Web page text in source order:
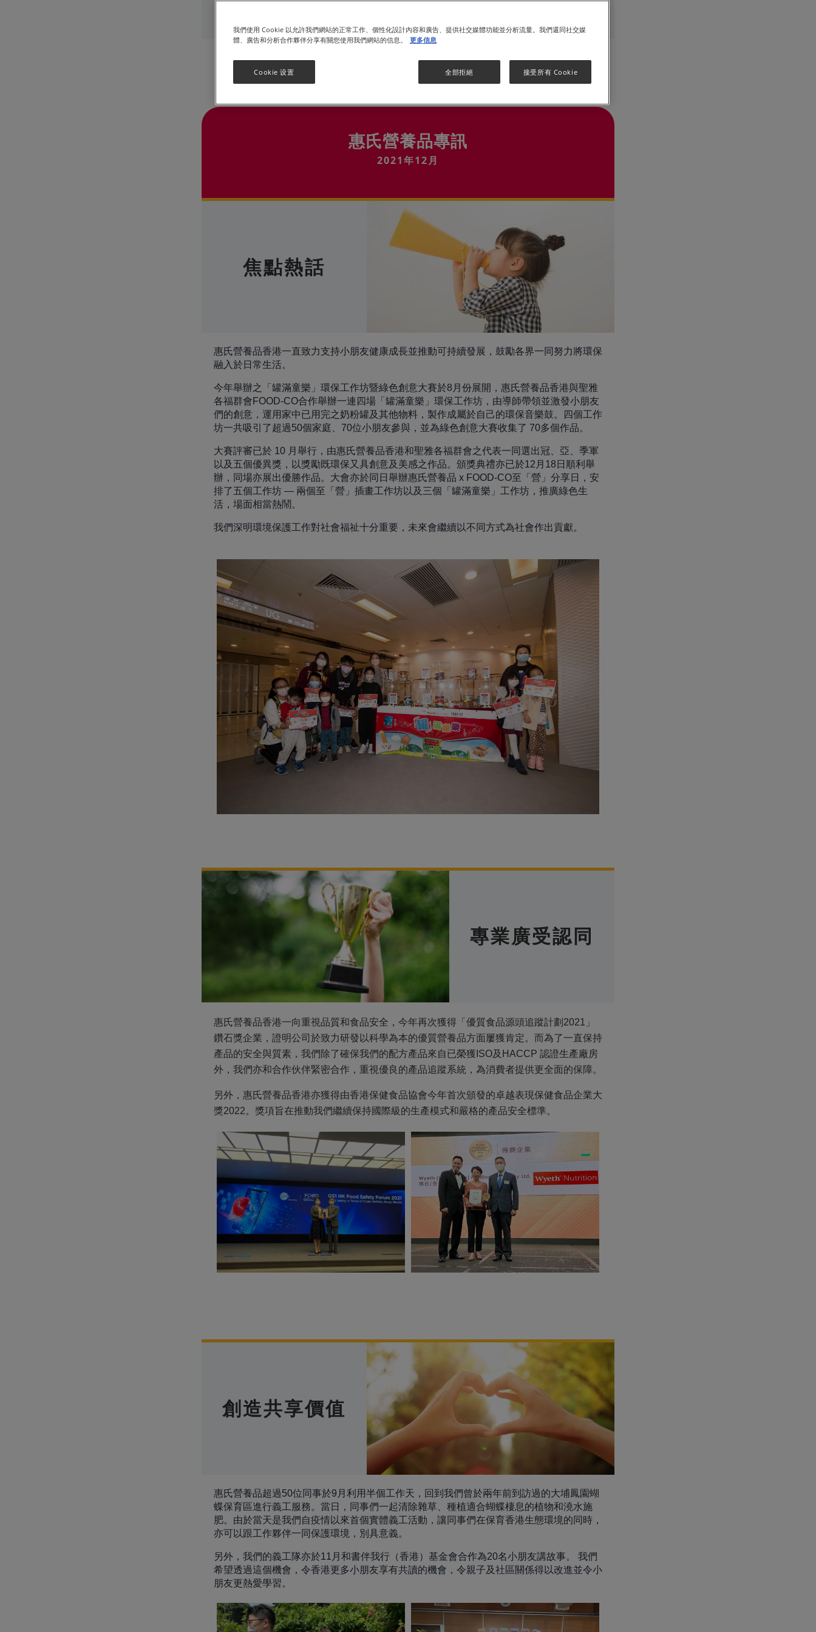
焦點熱話 創造共享價值 知多一點點
惠氏營養品專訊
2021年12月
焦點熱話
惠氏營養品香港一直致力支持小朋友健康成長並推動可持續發展，鼓勵各界一同努力將環保
融入於日常生活。
今年舉辦之「罐滿童樂」環保工作坊暨綠色創意大賽於8月份展開，惠氏營養品香港與聖雅
各福群會FOOD-CO合作舉辦一連四場「罐滿童樂」環保工作坊，由導師帶領並激發小朋友
們的創意，運用家中已用完之奶粉罐及其他物料，製作成屬於自己的環保音樂鼓。四個工作
坊一共吸引了超過50個家庭、70位小朋友參與，並為綠色創意大賽收集了 70多個作品。
大賽評審已於 10 月舉行，由惠氏營養品香港和聖雅各福群會之代表一同選出冠、亞、季軍
以及五個優異獎，以獎勵既環保又具創意及美感之作品。頒獎典禮亦已於12月18日順利舉
辦，同場亦展出優勝作品。大會亦於同日舉辦惠氏營養品 x FOOD-CO至「營」分享日，安
排了五個工作坊 — 兩個至「營」插畫工作坊以及三個「罐滿童樂」工作坊，推廣綠色生
活，場面相當熱鬧。
我們深明環境保護工作對社會福祉十分重要，未來會繼續以不同方式為社會作出貢獻。
專業廣受認同
惠氏營養品香港一向重視品質和食品安全，今年再次獲得「優質食品源頭追蹤計劃2021」
鑽石獎企業，證明公司於致力研發以科學為本的優質營養品方面屢獲肯定。而為了一直保持
產品的安全與質素，我們除了確保我們的配方產品來自已榮獲ISO及HACCP 認證生產廠房
外，我們亦和合作伙伴緊密合作，重視優良的產品追蹤系統，為消費者提供更全面的保障。
另外，惠氏營養品香港亦獲得由香港保健食品協會今年首次頒發的卓越表現保健食品企業大
獎2022。獎項旨在推動我們繼續保持國際級的生產模式和嚴格的產品安全標準。
創造共享價值
惠氏營養品超過50位同事於9月利用半個工作天，回到我們曾於兩年前到訪過的大埔鳳園蝴
蝶保育區進行義工服務。當日，同事們一起清除雜草、種植適合蝴蝶棲息的植物和澆水施
肥。由於當天是我們自疫情以來首個實體義工活動，讓同事們在保育香港生態環境的同時，
亦可以跟工作夥伴一同保護環境，別具意義。
另外，我們的義工隊亦於11月和書伴我行（香港）基金會合作為20名小朋友講故事。 我們
希望透過這個機會，令香港更多小朋友享有共讀的機會，令親子及社區關係得以改進並令小
朋友更熱愛學習。
我們使用 Cookie 以允許我們網站的正常工作、個性化設計內容和廣告、提供社交媒體功能並分析流量。我們還同社交媒
體、廣告和分析合作夥伴分享有關您使用我們網站的信息。
更多信息
全部拒絕 接受所有 Cookie
Cookie 设置